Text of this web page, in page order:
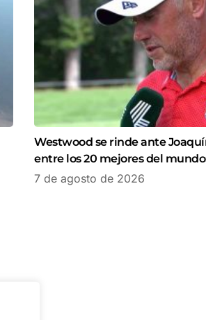
Westwood se rinde ante
entre los 20 mejores del
7 de agosto de 2026